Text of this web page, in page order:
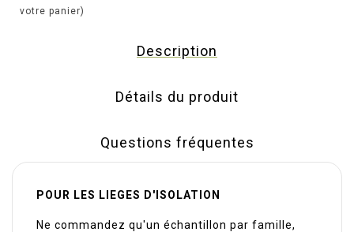
votre panier)
Description
Détails du produit
Questions fréquentes
POUR LES LIEGES D'ISOLATION
Ne commandez qu'un échantillon par famille,